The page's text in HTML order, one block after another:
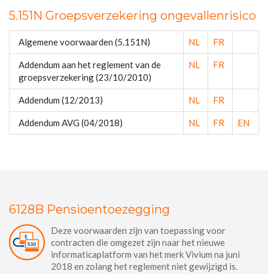
5.151N Groepsverzekering ongevallenrisico
Algemene voorwaarden (5.151N) NL FR
Addendum aan het reglement van de
groepsverzekering (23/10/2010)
NL FR
Addendum (12/2013) NL FR
Addendum AVG (04/2018) NL FR EN
6128B Pensioentoezegging
Deze voorwaarden zijn van toepassing voor
contracten die omgezet zijn naar het nieuwe
informaticaplatform van het merk Vivium na juni
2018 en zolang het reglement niet gewijzigd is.